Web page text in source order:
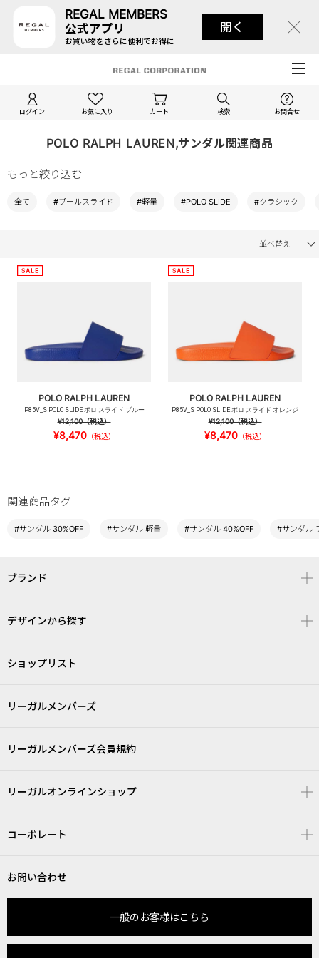
REGAL MEMBERS
公式アプリ
お買い物をさらに便利でお得に
開く
ログイン お気に入り カート 検索 お問合せ
POLO RALPH LAUREN,サンダル関連商品
もっと絞り込む
全て #プールスライド #軽量 #POLO SLIDE #クラシック
並べ替え
POLO RALPH LAUREN
P85V_S POLO SLIDE ポロ スライド ブルー
¥12,100（税込）
¥8,470（税込）
POLO RALPH LAUREN
P85V_S POLO SLIDE ポロ スライド オレンジ
¥12,100（税込）
¥8,470（税込）
関連商品タグ
#サンダル 30%OFF #サンダル 軽量 #サンダル 40%OFF #サンダル
ブランド
デザインから探す
ショップリスト
リーガルメンバーズ
リーガルメンバーズ会員規約
リーガルオンラインショップ
コーポレート
お問い合わせ
一般のお客様はこちら